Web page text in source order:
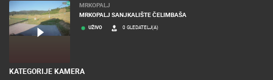
MRKOPALJ
MRKOPALJ SANJKALIŠTE ČELIMBAŠA
UŽIVO 0 GLEDATELJ(A)
KATEGORIJE KAMERA